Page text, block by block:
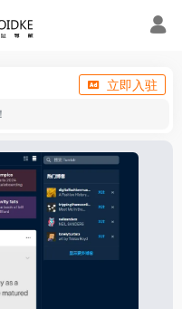
立即入驻